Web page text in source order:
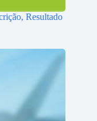
Resultado